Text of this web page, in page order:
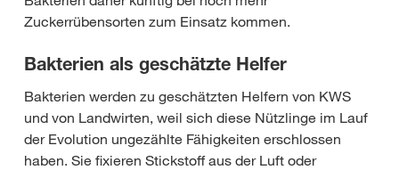
Zuckerrübensorten zum Einsatz kommen.
Bakterien als geschätzte Helfer
Bakterien werden zu geschätzten Helfern von KWS
und von Landwirten, weil sich diese Nützlinge im Lauf
der Evolution ungezählte Fähigkeiten erschlossen
haben. Sie fixieren Stickstoff aus der Luft oder